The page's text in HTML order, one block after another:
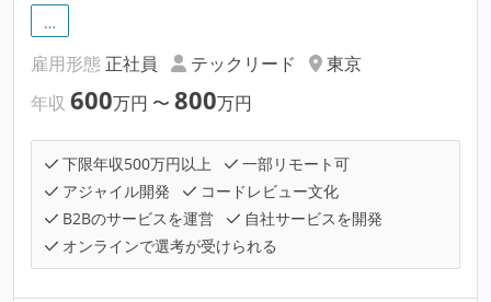
…
雇用形態 正社員 テックリード
東京
年収 600万円 〜 800万円
下限年収500万円以上
一部リモート可
アジャイル開発
コードレビュー文化
B2Bのサービスを運営
自社サービスを開発
オンラインで選考が受けられる